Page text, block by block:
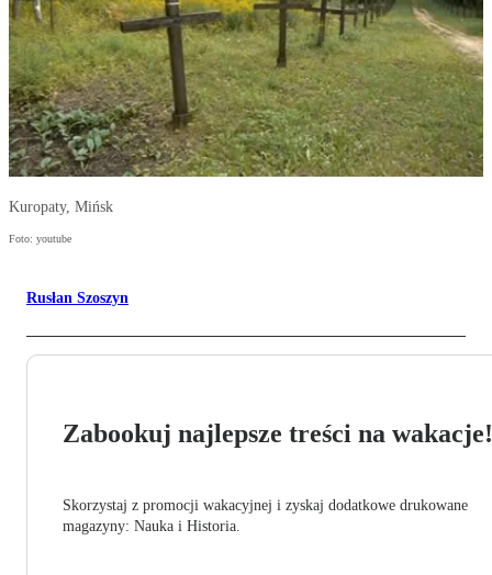
Kuropaty, Mińsk
Foto: youtube
Rusłan Szoszyn
Zabookuj najlepsze treści na wakacje!
Skorzystaj z promocji wakacyjnej i zyskaj dodatkowe drukowane
magazyny: Nauka i Historia.